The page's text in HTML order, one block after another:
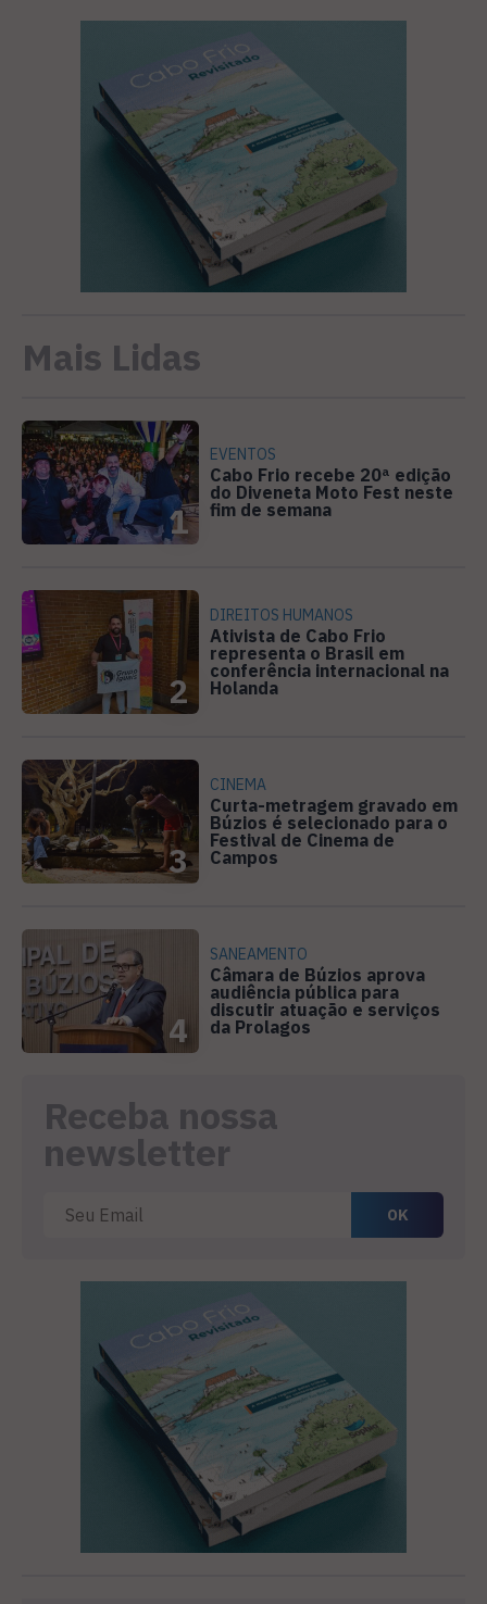
Mais Lidas
1
EVENTOS
Cabo Frio recebe 20ª edição
do Diveneta Moto Fest neste
fim de semana
2
DIREITOS HUMANOS
Ativista de Cabo Frio
representa o Brasil em
conferência internacional na
Holanda
3
CINEMA
Curta-metragem gravado em
Búzios é selecionado para o
Festival de Cinema de
Campos
4
SANEAMENTO
Câmara de Búzios aprova
audiência pública para
discutir atuação e serviços
da Prolagos
Receba nossa
newsletter